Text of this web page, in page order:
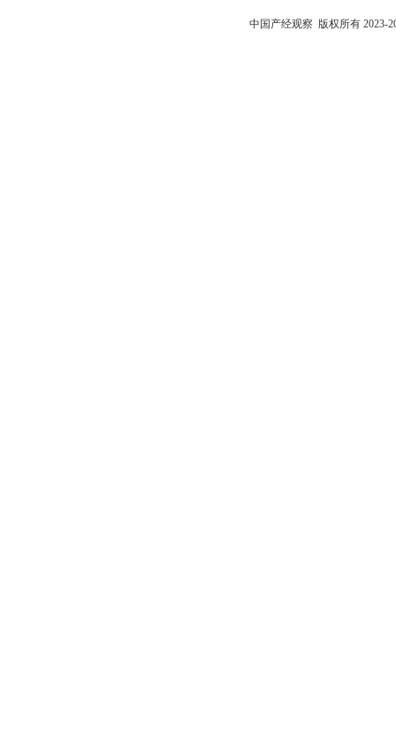
中国产经观察 版权所有 2023-